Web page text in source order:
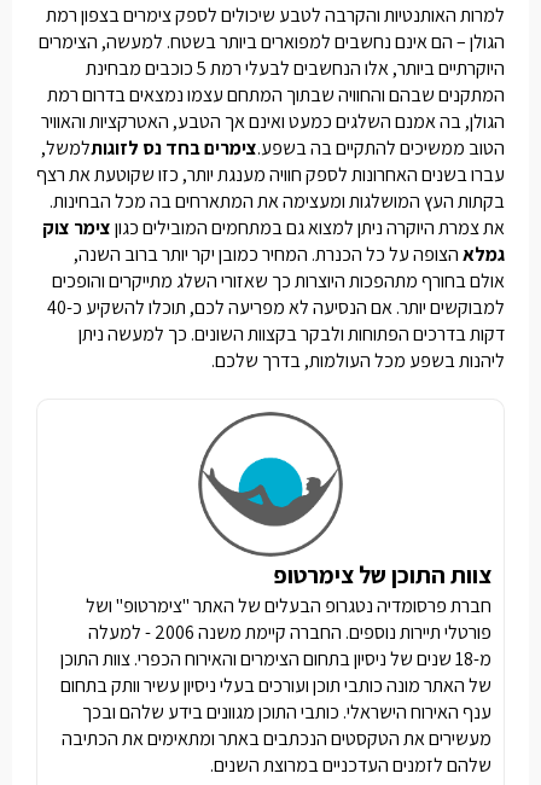
למרות האותנטיות והקרבה לטבע שיכולים לספקצימרים בצפון רמת
הגולן– הם אינם נחשבים למפוארים ביותר בשטח. למעשה, הצימרים
היוקרתיים ביותר, אלו הנחשבים לבעלי רמת 5 כוכבים מבחינת
המתקנים שבהם והחוויה שבתוך המתחם עצמו נמצאים בדרום רמת
הגולן, בה אמנם השלגים כמעט ואינם אך הטבע, האטרקציות והאוויר
הטוב ממשיכים להתקיים בה בשפע.צימרים בחד נס לזוגותלמשל,
עברו בשנים האחרונות לספק חוויה מענגת יותר, כזו שקוטעת את רצף
בקתות העץ המושלגות ומעצימה את המתארחים בה מכל הבחינות.
את צמרת היוקרה ניתן למצוא גם במתחמים המובילים כגוןצימר צוק
גמלאהצופה על כל הכנרת. המחיר כמובן יקר יותר ברוב השנה,
אולם בחורף מתהפכות היוצרות כך שאזורי השלג מתייקרים והופכים
למבוקשים יותר. אם הנסיעה לא מפריעה לכם, תוכלו להשקיע כ-40
דקות בדרכים הפתוחות ולבקר בקצוות השונים. כך למעשה ניתן
ליהנות בשפע מכל העולמות, בדרך שלכם.
צוות התוכן של צימרטופ
חברת פרסומדיה נטגרופ הבעלים של האתר "צימרטופ" ושל
פורטלי תיירות נוספים. החברה קיימת משנה 2006 - למעלה
מ-18 שנים של ניסיון בתחום הצימרים והאירוח הכפרי. צוות התוכן
של האתר מונה כותבי תוכן ועורכים בעלי ניסיון עשיר וותק בתחום
ענף האירוח הישראלי. כותבי התוכן מגוונים בידע שלהם ובכך
מעשירים את הטקסטים הנכתבים באתר ומתאימים את הכתיבה
שלהם לזמנים העדכניים במרוצת השנים.